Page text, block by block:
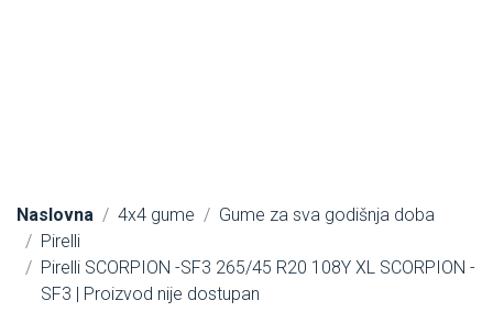
Naslovna 4x4 gume
Gume za sva godišnja doba
Pirelli
Pirelli SCORPION -SF3 265/45 R20 108Y XL SCORPION -
SF3 | Proizvod nije dostupan